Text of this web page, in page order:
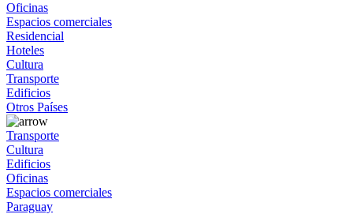
Oficinas
Espacios comerciales
Residencial
Hoteles
Cultura
Transporte
Edificios
Otros Países
Transporte
Cultura
Edificios
Oficinas
Espacios comerciales
Paraguay